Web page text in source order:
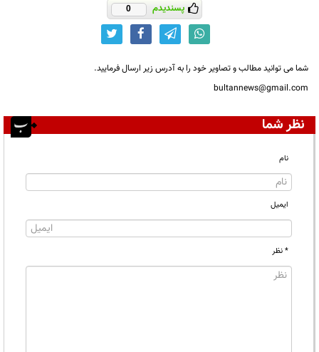
پسندیدم 0
شما می توانید مطالب و تصاویر خود را به آدرس زیر ارسال فرمایید.
bultannews@gmail.com
نظر شما
نام
ایمیل
* نظر